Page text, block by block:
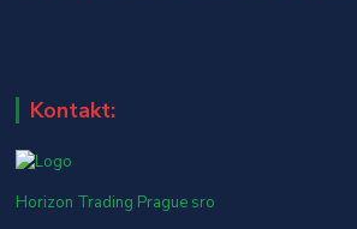
Kontakt:
Horizon Trading Prague sro